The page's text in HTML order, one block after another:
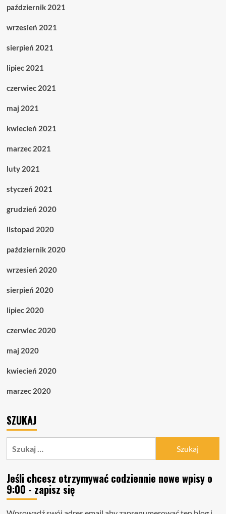
październik 2021
wrzesień 2021
sierpień 2021
lipiec 2021
czerwiec 2021
maj 2021
kwiecień 2021
marzec 2021
luty 2021
styczeń 2021
grudzień 2020
listopad 2020
październik 2020
wrzesień 2020
sierpień 2020
lipiec 2020
czerwiec 2020
maj 2020
kwiecień 2020
marzec 2020
SZUKAJ
Jeśli chcesz otrzymywać codziennie nowe wpisy o
9:00 - zapisz się